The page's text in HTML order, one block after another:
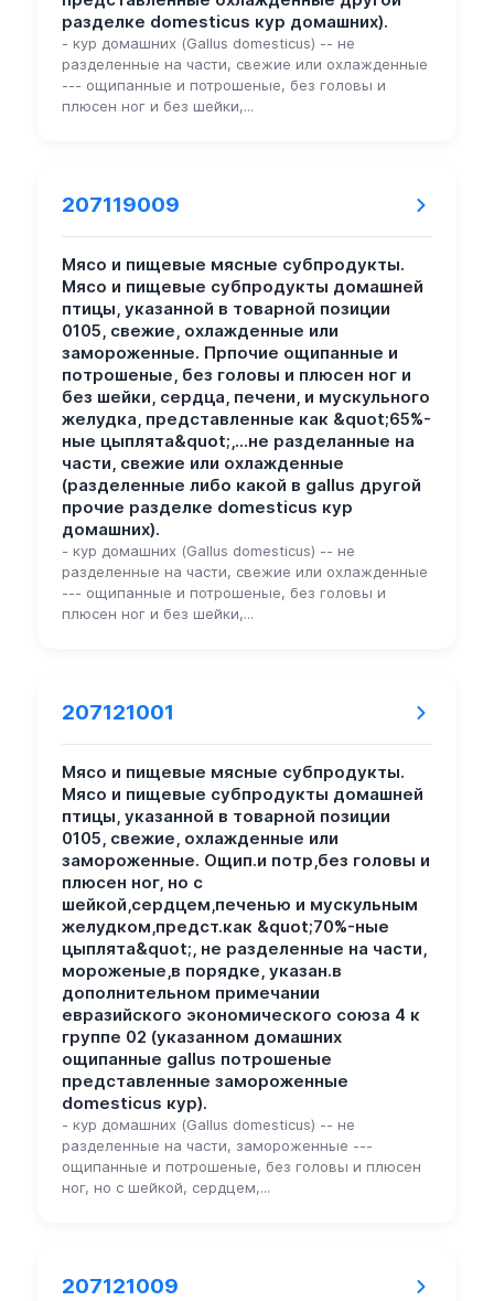
разделке domesticus кур домашних).
- кур домашних (Gallus domesticus) -- не
разделенные на части, свежие или охлажденные
--- ощипанные и потрошеные, без головы и
плюсен ног и без шейки,...
207119009
Мясо и пищевые мясные субпродукты.
Мясо и пищевые субпродукты домашней
птицы, указанной в товарной позиции
0105, свежие, охлажденные или
замороженные. Прпочие ощипанные и
потрошеные, без головы и плюсен ног и
без шейки, сердца, печени, и мускульного
желудка, представленные как &quot;65%-
ные цыплята&quot;,...не разделанные на
части, свежие или охлажденные
(разделенные либо какой в gallus другой
прочие разделке domesticus кур
домашних).
- кур домашних (Gallus domesticus) -- не
разделенные на части, свежие или охлажденные
--- ощипанные и потрошеные, без головы и
плюсен ног и без шейки,...
207121001
Мясо и пищевые мясные субпродукты.
Мясо и пищевые субпродукты домашней
птицы, указанной в товарной позиции
0105, свежие, охлажденные или
замороженные. Ощип.и потр,без головы и
плюсен ног, но с
шейкой,сердцем,печенью и мускульным
желудком,предст.как &quot;70%-ные
цыплята&quot;, не разделенные на части,
мороженые,в порядке, указан.в
дополнительном примечании
евразийского экономического союза 4 к
группе 02 (указанном домашних
ощипанные gallus потрошеные
представленные замороженные
domesticus кур).
- кур домашних (Gallus domesticus) -- не
разделенные на части, замороженные ---
ощипанные и потрошеные, без головы и плюсен
ног, но с шейкой, сердцем,...
207121009